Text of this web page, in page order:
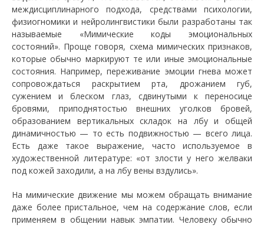
междисциплинарного подхода, средствами психологии,
физиогномики и нейролингвистики были разработаны так
называемые «Мимические коды эмоциональных
состояний». Проще говоря, схема мимических признаков,
которые обычно маркируют те или иные эмоциональные
состояния. Например, переживание эмоции гнева может
сопровождаться раскрытием рта, дрожанием губ,
сужением и блеском глаз, сдвинутыми к переносице
бровями, приподнятостью внешних уголков бровей,
образованием вертикальных складок на лбу и общей
динамичностью — то есть подвижностью — всего лица.
Есть даже такое выражение, часто используемое в
художественной литературе: «от злости у него желваки
под кожей заходили, а на лбу вены вздулись».
На мимические движение мы можем обращать внимание
даже более пристальное, чем на содержание слов, если
применяем в общении навык эмпатии. Человеку обычно